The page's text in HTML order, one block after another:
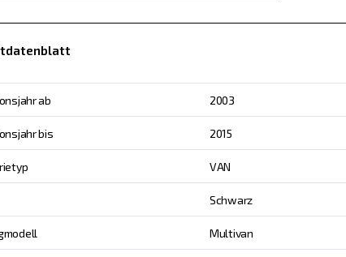
ab 2003
bis 2015
VAN
Schwarz
Multivan